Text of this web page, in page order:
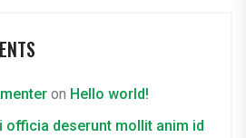
on Hello world!
officia deserunt mollit anim id